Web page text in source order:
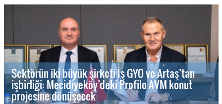
Sektörün iki büyük şirketi İş GYO ve Artaş’tan
işbirliği: Mecidiyeköy’deki Profilo AVM konut
projesine dönüşecek